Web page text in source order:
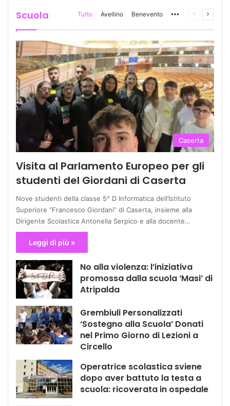
Scuola Tutto Avellino Benevento More Pagina
Caserta
Visita al Parlamento Europeo per gli
studenti del Giordani di Caserta
Nove studenti della classe 5^ D Informatica dell’Istituto
Superiore “Francesco Giordani” di Caserta, insieme alla
Dirigente Scolastica Antonella Serpico e alla docente…
Leggi di più »
No alla violenza: l’iniziativa
promossa dalla scuola ‘Masi’ di
Atripalda
Grembiuli Personalizzati
‘Sostegno alla Scuola’ Donati
nel Primo Giorno di Lezioni a
Circello
Operatrice scolastica sviene
dopo aver battuto la testa a
scuola: ricoverata in ospedale